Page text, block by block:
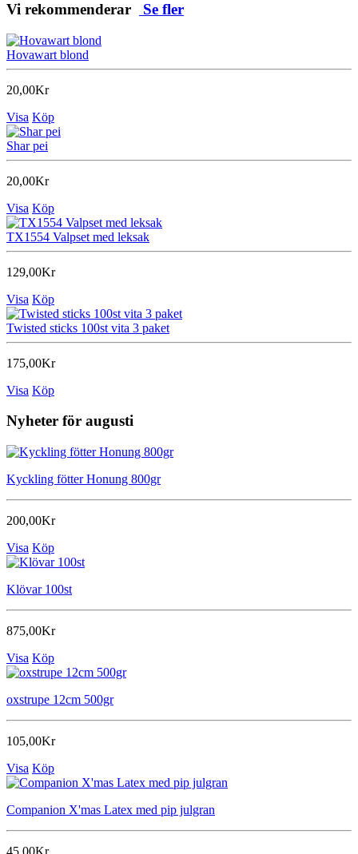
Vi rekommenderar Se fler
Hovawart blond
20,00Kr
Visa Köp
Shar pei
20,00Kr
Visa Köp
TX1554 Valpset med leksak
129,00Kr
Visa Köp
Twisted sticks 100st vita 3 paket
175,00Kr
Visa Köp
Nyheter för augusti
Kyckling fötter Honung 800gr
200,00Kr
Visa Köp
Klövar 100st
875,00Kr
Visa Köp
oxstrupe 12cm 500gr
105,00Kr
Visa Köp
Companion X'mas Latex med pip julgran